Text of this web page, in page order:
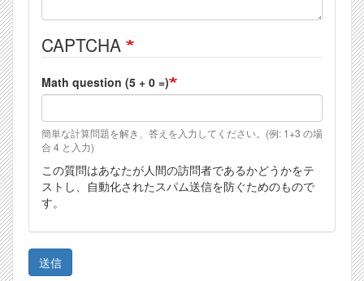
CAPTCHA
Math question (5 + 0 =)
簡単な計算問題を解き、答えを入力してください。(例: 1+3 の場
合 4 と入力)
この質問はあなたが人間の訪問者であるかどうかをテ
ストし、自動化されたスパム送信を防ぐためのもので
す。
送信